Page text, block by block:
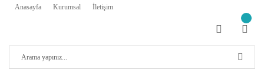
Anasayfa Kurumsal İletişim